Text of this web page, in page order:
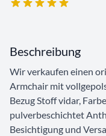
Beschreibung
Wir verkaufen einen
Armchair mit
Bezug Stoff vidar,
pulverbeschichtet
Besichtigung und